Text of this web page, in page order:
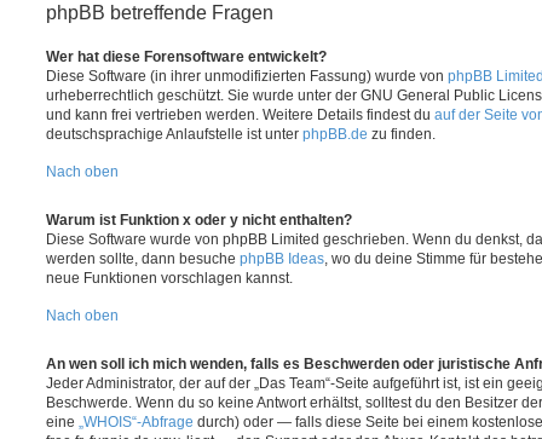
phpBB betreffende Fragen
Wer hat diese Forensoftware entwickelt?
Diese Software (in ihrer unmodifizierten Fassung) wurde von phpBB
urheberrechtlich geschützt. Sie wurde unter der GNU General Public
und kann frei vertrieben werden. Weitere Details findest du auf der Seite
deutschsprachige Anlaufstelle ist unter phpBB.de zu finden.
Nach oben
Warum ist Funktion x oder y nicht enthalten?
Diese Software wurde von phpBB Limited geschrieben. Wenn du denkst,
werden sollte, dann besuche phpBB Ideas , wo du deine Stimme für
neue Funktionen vorschlagen kannst.
Nach oben
An wen soll ich mich wenden, falls es Beschwerden oder juristische
Jeder Administrator, der auf der „Das Team“-Seite aufgeführt ist, ist ein
Beschwerde. Wenn du so keine Antwort erhältst, solltest du den Besitzer
eine „WHOIS“-Abfrage durch) oder — falls diese Seite bei einem